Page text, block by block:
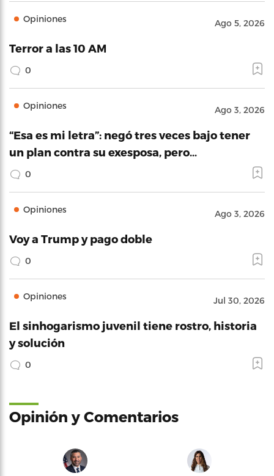
Opiniones Ago 5, 2026
Terror a las 10 AM
0
Opiniones Ago 3, 2026
“Esa es mi letra”: negó tres veces bajo tener
un plan contra su exesposa, pero…
0
Opiniones Ago 3, 2026
Voy a Trump y pago doble
0
Opiniones Jul 30, 2026
El sinhogarismo juvenil tiene rostro, historia
y solución
0
Opinión y Comentarios